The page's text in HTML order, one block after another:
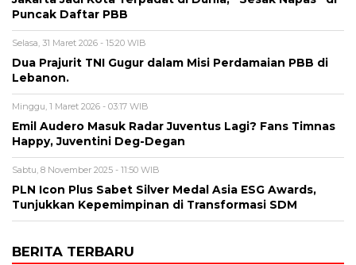
Puncak Daftar PBB
Selasa, 31 Maret 2026 - 15:20 WIB
Dua Prajurit TNI Gugur dalam Misi Perdamaian PBB di
Lebanon.
Minggu, 1 Maret 2026 - 03:17 WIB
Emil Audero Masuk Radar Juventus Lagi? Fans Timnas
Happy, Juventini Deg-Degan
Sabtu, 8 November 2025 - 11:50 WIB
PLN Icon Plus Sabet Silver Medal Asia ESG Awards,
Tunjukkan Kepemimpinan di Transformasi SDM
BERITA TERBARU